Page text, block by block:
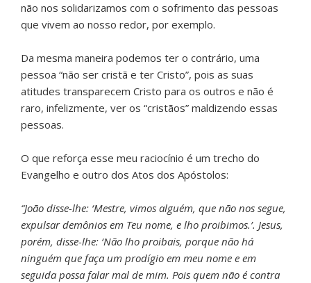
não nos solidarizamos com o sofrimento das pessoas
que vivem ao nosso redor, por exemplo.
Da mesma maneira podemos ter o contrário, uma
pessoa “não ser cristã e ter Cristo”, pois as suas
atitudes transparecem Cristo para os outros e não é
raro, infelizmente, ver os “cristãos” maldizendo essas
pessoas.
O que reforça esse meu raciocínio é um trecho do
Evangelho e outro dos Atos dos Apóstolos:
“João disse-lhe: ‘Mestre, vimos alguém, que não nos segue,
expulsar demônios em Teu nome, e lho proibimos.’. Jesus,
porém, disse-lhe: ‘Não lho proibais, porque não há
ninguém que faça um prodígio em meu nome e em
seguida possa falar mal de mim. Pois quem não é contra